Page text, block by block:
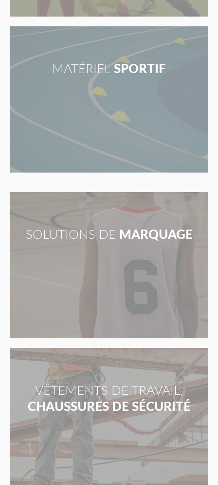
MATÉRIEL SPORTIF
SOLUTIONS DE MARQUAGE
VÊTEMENTS DE TRAVAIL,
CHAUSSURES DE SÉCURITÉ